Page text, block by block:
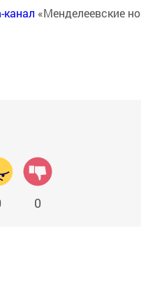
канал «Менделеевские
0